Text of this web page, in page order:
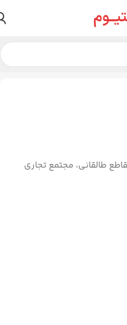
طالقانی، مجتمع تجاری